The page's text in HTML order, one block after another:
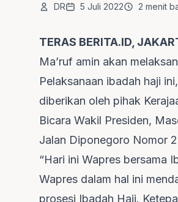
DR 5 Juli 2022 2 menit
TERAS BERITA.ID,
Ma’ruf amin akan
Pelaksanaan ibadah haji
diberikan oleh pihak
Bicara Wakil Presiden,
Jalan Diponegoro Nomor
“Hari ini Wapres bersama
Wapres dalam hal ini
prosesi Ibadah Haji.